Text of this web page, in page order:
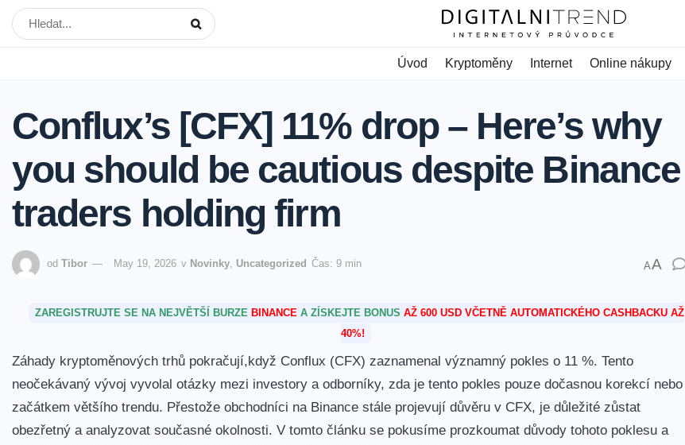
Úvod Kryptoměny Internet Online nákupy
Conflux’s [CFX] 11% drop – Here’s why
you should be cautious despite Binance
traders holding firm
od Tibor May 19, 2026 v Novinky, Uncategorized Čas: 9 min AA
ZAREGISTRUJTE SE NA NEJVĚTŠÍ BURZE BINANCEA ZÍSKEJTE BONUS AŽ 600 USD VČETNĚ AUTOMATICKÉHO CASHBACKU AŽ
40%!
Záhady kryptoměnových trhů pokračují,když Conflux (CFX) zaznamenal významný pokles o 11 %. Tento
neočekávaný vývoj ​vyvolal otázky mezi investory⁤ a odborníky, zda je tento pokles pouze dočasnou⁤ korekcí nebo
začátkem většího trendu. Přestože​ obchodníci na⁤ Binance ⁤stále projevují důvěru v ‍CFX,⁣ je důležité‍ zůstat
obezřetný a analyzovat ⁣současné okolnosti. V tomto článku se pokusíme prozkoumat důvody tohoto poklesu a